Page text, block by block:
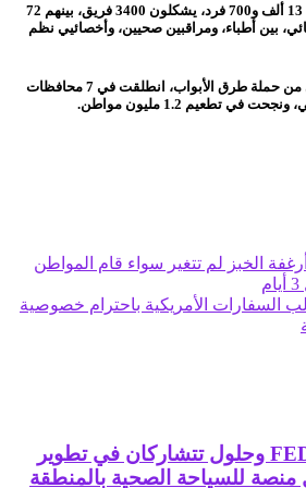
ولفت إلى أن الحملة شارك بها 13 ألف و700 فرد، يشكلون 3400 فريق، بينهم 72
بين أطباء، ومراقبين صحيين، وأخصائيي نظم
وقال قنديل، أن المرحلة الأولى من حملة طرق الأبواب، انطلقت في 7 محافظات
الخبز لم تتغير سواء قام المواطن
السفارات الأمريكية باحترام خصوصية
FEDIS وحلول تتشاركان في تطوير
منصة للسياحة الصحية بالمنطقة